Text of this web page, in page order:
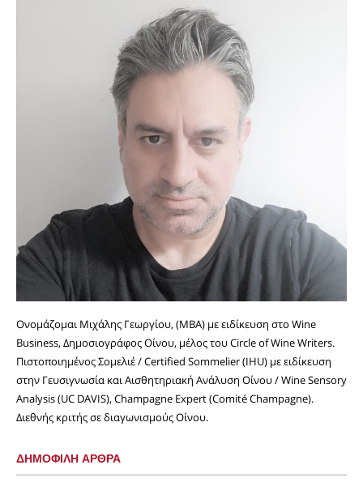
Ονομάζομαι Μιχάλης Γεωργίου, (MBA) με ειδίκευση στο Wine
Business, Δημοσιογράφος Οίνου, μέλος του Circle of Wine Writers.
Πιστοποιημένος Σομελιέ / Certified Sommelier (IHU) με ειδίκευση
στην Γευσιγνωσία και Αισθητηριακή Ανάλυση Οίνου / Wine Sensory
Analysis (UC DAVIS), Champagne Expert (Comité Champagne).
Διεθνής κριτής σε διαγωνισμούς Οίνου.
ΔΗΜΟΦΙΛΗ ΑΡΘΡΑ